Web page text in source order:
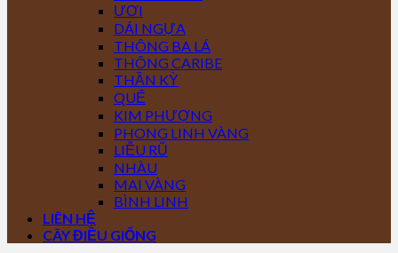
ƯƠI
DÁI NGỰA
THÔNG BA LÁ
THÔNG CARIBE
THẦN KỲ
QUẾ
KIM PHƯỢNG
PHONG LINH VÀNG
LIỄU RŨ
NHÀU
MAI VÀNG
BÌNH LINH
LIÊN HỆ
CÂY ĐIỀU GIỐNG